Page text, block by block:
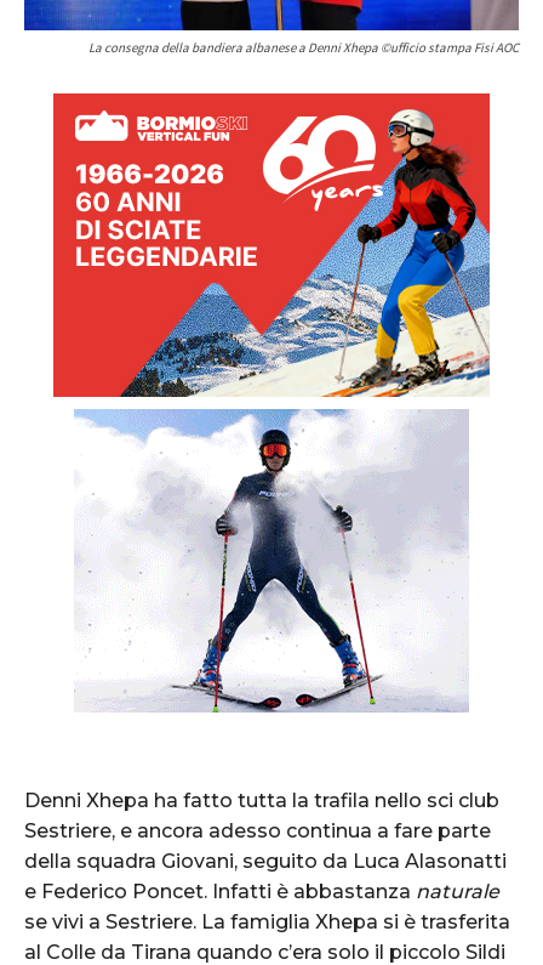
La consegna della bandiera albanese a Denni Xhepa ©ufficio stampa Fisi AOC
Denni Xhepa ha fatto tutta la trafila nello sci club
Sestriere, e ancora adesso continua a fare parte
della squadra Giovani, seguito da Luca Alasonatti
e Federico Poncet. Infatti è abbastanza naturale
se vivi a Sestriere. La famiglia Xhepa si è trasferita
al Colle da Tirana quando c’era solo il piccolo Sildi